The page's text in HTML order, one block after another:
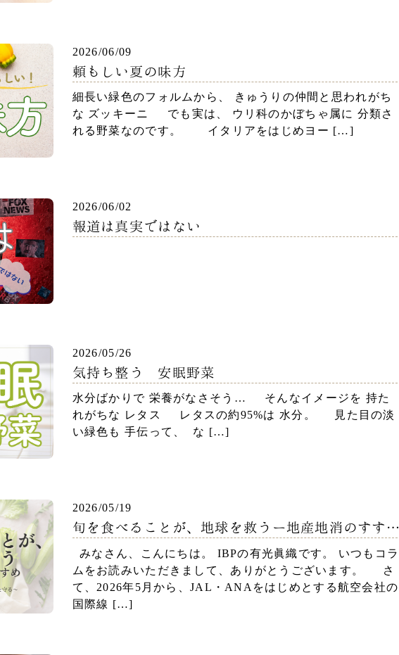
2026/06/09
頼もしい夏の味方
細長い緑色のフォルムから、 きゅうりの仲間と思われがち
な ズッキーニ でも実は、 ウリ科のかぼちゃ属に 分類さ
れる野菜なのです。 イタリアをはじめヨー […]
2026/06/02
報道は真実ではない
2026/05/26
気持ち整う 安眠野菜
水分ばかりで 栄養がなさそう… そんなイメージを 持た
れがちな レタス レタスの約95%は 水分。 見た目の淡
い緑色も 手伝って、 な […]
2026/05/19
旬を食べることが、地球を救うー地産地消のすすめ
～台所から「きれい」と環境を守る～
みなさん、こんにちは。 IBPの有光眞織です。 いつもコラ
ムをお読みいただきまして、ありがとうございます。 さ
て、2026年5月から、JAL・ANAをはじめとする航空会社の
国際線 […]